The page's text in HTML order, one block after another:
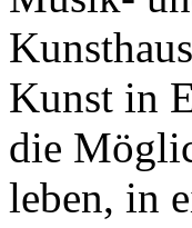
Kunst in
die
leben, in